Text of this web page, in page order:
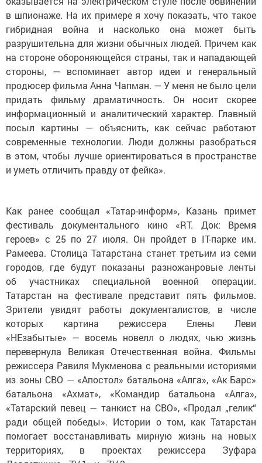
в шпионаже. На их примере я хочу показать, что такое
гибридная война и насколько она может быть
разрушительна для жизни обычных людей. Причем как
на стороне обороняющейся страны, так и нападающей
стороны, — вспоминает автор идеи и генеральный
продюсер фильма Анна Чапман. — У меня не было цели
придать фильму драматичность. Он носит скорее
информационный и аналитический характер. Главный
посыл картины — объяснить, как сейчас работают
современные технологии. Люди должны разобраться
в этом, чтобы лучше ориентироваться в пространстве
и уметь отличить правду от фейка».
фестиваль документального кино «RТ. Док: Время
героев» с 25 по 27 июля. Он пройдет в IT-парке им.
Рамеева. Столица Татарстана станет третьим из семи
городов, где будут показаны разножанровые ленты
об участниках специальной военной операции.
Татарстан на фестивале представит пять фильмов.
Зрители увидят работы документалистов, в числе
которых картина режиссера Елены Леви
«НЕзабытые» — восемь новелл о людях, чью жизнь
перевернула Великая Отечественная война. Фильмы
режиссера Равиля Мукменова с реальными историями
из зоны СВО — «Апостол» батальона «Алга», «Ак Барс»
батальона «Ахмат», «Командир батальона «Алга»,
«Татарский певец — танкист на СВО», «Продал „гелик“
ради общей победы». Истории о том, как Татарстан
помогает восстанавливать мирную жизнь на новых
территориях, в проектах режиссера Зуфара
Давлетшина «ZV-1» и «ZV-2».